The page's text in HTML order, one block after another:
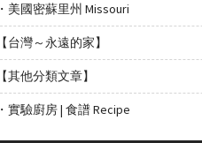
・美國密蘇里州 Missouri
【台灣～永遠的家】
【其他分類文章】
・實驗廚房 | 食譜 Recipe